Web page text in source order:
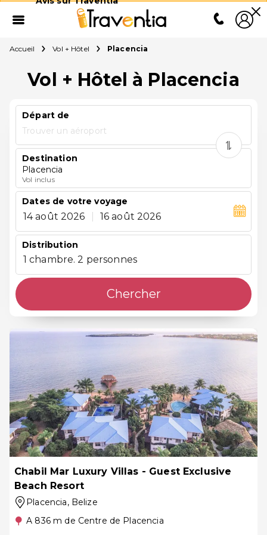
Accueil Vol + Hôtel Placencia
Vol + Hôtel à Placencia
Départ de
Trouver un aéroport
Destination
Placencia
Vol inclus
Dates de votre voyage
14 août 2026 16 août 2026
Distribution
1 chambre. 2 personnes
Chercher
Chabil Mar Luxury Villas - Guest Exclusive
Beach Resort
Placencia, Belize
A 836 m de Centre de Placencia